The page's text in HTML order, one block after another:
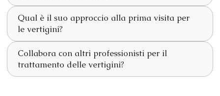
Qual è il suo approccio alla prima visita per
le vertigini?
Collabora con altri professionisti per il
trattamento delle vertigini?